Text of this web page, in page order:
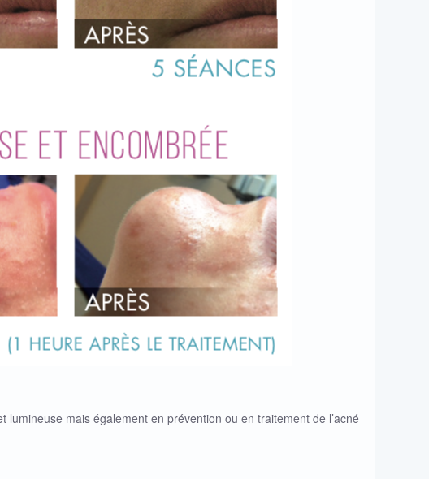
mais également en prévention ou en traitement de l’acné